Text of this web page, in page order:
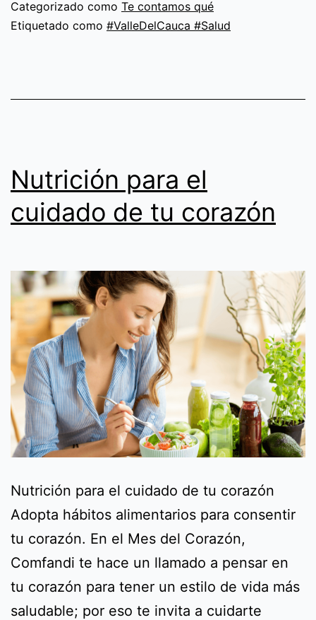
Categorizado como Te contamos qué
Etiquetado como #ValleDelCauca #Salud
Nutrición para el
cuidado de tu corazón
Nutrición para el cuidado de tu corazón
Adopta hábitos alimentarios para consentir
tu corazón. En el Mes del Corazón,
Comfandi te hace un llamado a pensar en
tu corazón para tener un estilo de vida más
saludable; por eso te invita a cuidarte